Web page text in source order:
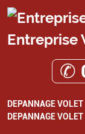
Entreprise
✆
DEPANNAGE
DEPANNAGE